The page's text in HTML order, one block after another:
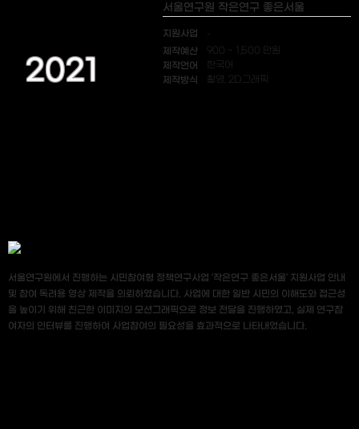
2021
서울연구원 작은연구 좋은서울
지원사업
제작예산 900 ~ 1,500 만원
제작언어 한국어
제작방식 촬영, 2D그래픽
서울연구원에서 진행하는 시민참여형 정책연구사업 ‘작은연구 좋은서울’ 지원사업 안내
및 참여 독려용 영상 제작을 의뢰하였습니다. 사업에 대한 일반 시민의 이해도와 접근성
을 높이기 위해 친근한 이미지의 모션그래픽으로 정보 전달을 진행하였고, 실제 연구참
여자의 인터뷰를 진행하여 사업참여의 필요성을 효과적으로 나타내었습니다.